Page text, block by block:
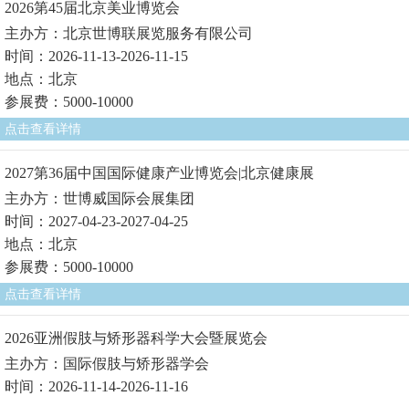
2026第45届北京美业博览会
主办方：北京世博联展览服务有限公司
时间：2026-11-13-2026-11-15
地点：北京
参展费：5000-10000
点击查看详情
2027第36届中国国际健康产业博览会|北京健康展
主办方：世博威国际会展集团
时间：2027-04-23-2027-04-25
地点：北京
参展费：5000-10000
点击查看详情
2026亚洲假肢与矫形器科学大会暨展览会
主办方：国际假肢与矫形器学会
时间：2026-11-14-2026-11-16